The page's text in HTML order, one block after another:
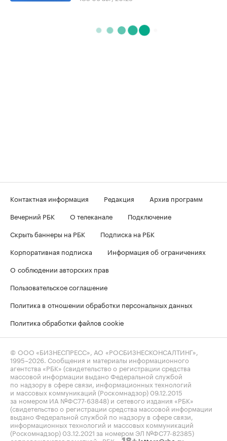
Контактная информация Редакция
Архив программ
Вечерний РБК
О телеканале
Подключение
Скрыть баннеры на РБК
Подписка на РБК
Корпоративная подписка
Информация об ограничениях
О соблюдении авторских прав
Пользовательское соглашение
Политика в отношении обработки персональных данных
Политика обработки файлов cookie
© ООО «БИЗНЕСПРЕСС», АО «РОСБИЗНЕСКОНСАЛТИНГ»,
1995–2026 . Сообщения и материалы информационного
агентства «РБК» (свидетельство о регистрации средства
массовой информации выдано Федеральной службой
по надзору в сфере связи, информационных технологий
и массовых коммуникаций (Роскомнадзор) 09.12.2015
за номером ИА №ФС77-63848) и сетевого издания «РБК»
(свидетельство о регистрации средства массовой информации
выдано Федеральной службой по надзору в сфере связи,
информационных технологий и массовых коммуникаций
(Роскомнадзор) 03.12.2021 за номером ЭЛ №ФС77-82385)